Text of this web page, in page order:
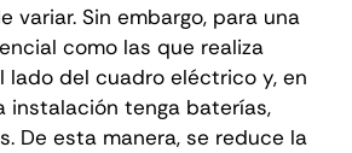
variar. Sin embargo, para una
como las que realiza
lado del cuadro eléctrico y, en
instalación tenga baterías,
De esta manera, se reduce la